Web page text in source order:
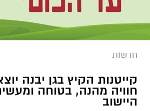
חדשות
קייטנות הקיץ בגן יבנה
חוויה מהנה, בטוחה
היישוב